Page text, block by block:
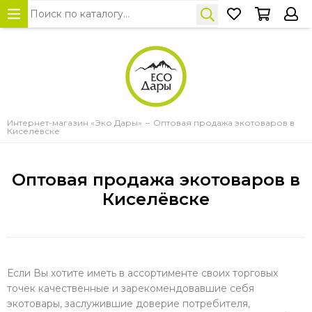
Интернет-магазин «Эко Дары»
Оптовая продажа экотоваров в
Киселёвске
Оптовая продажа экотоваров в
Киселёвске
Если Вы хотите иметь в ассортименте своих торговых
точек качественные и зарекомендовавшие себя
экотовары, заслужившие доверие потребителя,